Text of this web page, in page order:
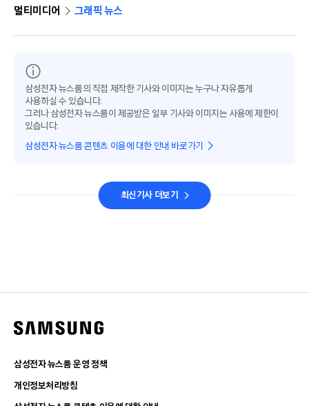
멀티미디어 그래픽 뉴스
삼성전자 뉴스룸의 직접 제작한 기사와 이미지는 누구나 자유롭게
사용하실 수 있습니다.
그러나 삼성전자 뉴스룸이 제공받은 일부 기사와 이미지는 사용에 제한이
있습니다.
삼성전자 뉴스룸 콘텐츠 이용에 대한 안내 바로가기
최신기사 더보기
삼성전자 뉴스룸 운영 정책
개인정보처리방침